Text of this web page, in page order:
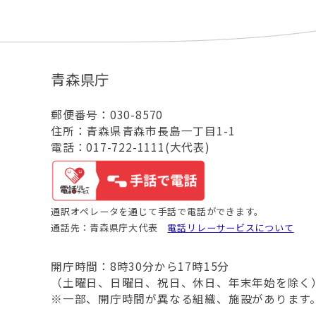
青森県庁
郵便番号：030-8570
住所：青森県青森市長島一丁目1-1
電話：017-722-1111(大代表)
通訳オペレータを通じて手話で電話ができます。
通話先：青森県庁大代表 電話リレーサービスについて
開庁時間：8時30分から17時15分
（土曜日、日曜日、祝日、休日、年末年始を除く
※一部、開庁時間が異なる組織、施設があります